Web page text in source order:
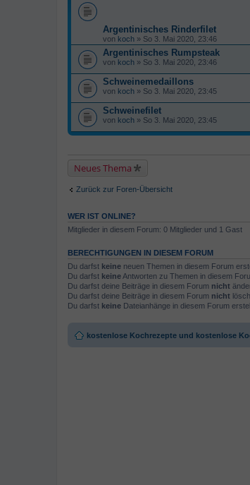
Argentinisches Rinderfilet
von koch » So 3. Mai 2020, 23:46
Argentinisches Rumpsteak
von koch » So 3. Mai 2020, 23:46
Schweinemedaillons
von koch » So 3. Mai 2020, 23:45
Schweinefilet
von koch » So 3. Mai 2020, 23:45
Neues Thema
Zurück zur Foren-Übersicht
WER IST ONLINE?
Mitglieder in diesem Forum: 0 Mitglieder und 1 Gast
BERECHTIGUNGEN IN DIESEM FORUM
Du darfst keine neuen Themen in diesem Forum
Du darfst keineAntworten zu Themen in diesem
Du darfst deine Beiträge in diesem Forum nicht
Du darfst deine Beiträge in diesem Forum nicht
Du darfst keine Dateianhänge in diesem Forum
kostenlose Kochrezepte und kostenlose